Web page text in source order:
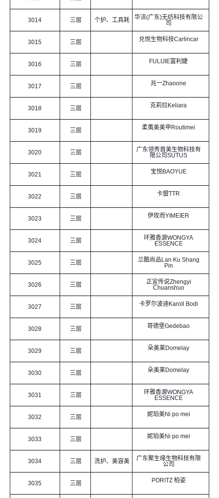
3014 三层 个护、工具耗
华洁(广东)无纺科技有限公
司
3015 三层 兑悦生物科技Carlincar
3016 三层 FULIJIE富利婕
3017 三层 兆一Zhaoone
3018 三层 克莉拉Keliara
3019 三层 柔荑美美甲Routimei
3020 三层
广东领秀首美生物科技有
限公司SUTUS
3021 三层 宝悦BAOYUE
3022 三层 卡盟TTR
3023 三层 伊玫而YIMEIER
3024 三层
环雅香源WONGYA
ESSENCE
3025 三层
兰酷尚品Lan Ku Shang
Pin
3026 三层
正宜传说Zhengyi
Chuanshuo
3027 三层 卡罗尔波迪Karoll Bodi
3028 三层 哥德堡Gedebao
3029 三层 朵美莱Domelay
3030 三层 朵美莱Domelay
3031 三层
环雅香源WONGYA
ESSENCE
3032 三层 妮珀美Ni po mei
3033 三层 妮珀美Ni po mei
3034 三层 洗护、美容美
广东聚生缘生物科技有限
公司
3035 三层 PORITZ 柏姿